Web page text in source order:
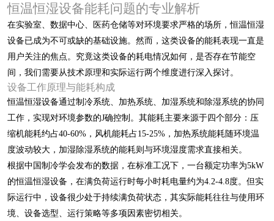
恒温恒湿设备能耗问题的专业解析
在实验室、数据中心、医药仓储等对环境要求严格的场所，恒温恒湿
设备已成为不可或缺的基础设施。然而，这类设备的能耗表现一直是
用户关注的焦点。究竟这类设备的耗电情况如何，是否存在节能空
间，我们需要从技术原理和实际运行两个维度进行深入探讨。
设备工作原理与能耗构成
恒温恒湿设备通过制冷系统、加热系统、加湿系统和除湿系统的协同
工作，实现对环境参数的J确控制。其能耗主要来源于四个部分：压
缩机能耗约占40-60%，风机能耗占15-25%，加热系统能耗随环境温
度波动较大，加湿除湿系统的能耗则与环境湿度需求直接相关。
根据中国制冷学会发布的数据，在标准工况下，一台额定功率为5kW
的恒温恒湿设备，在满负荷运行时每小时耗电量约为4.2-4.8度。但实
际运行中，设备很少处于持续满负荷状态，其实际能耗往往与使用环
境、设备选型、运行策略等多项因素密切相关。